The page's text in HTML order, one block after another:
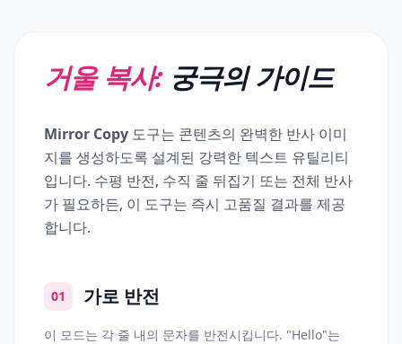
거울 복사:궁극의 가이드
Mirror Copy 도구는 콘텐츠의 완벽한 반사 이미
지를 생성하도록 설계된 강력한 텍스트 유틸리티
입니다. 수평 반전, 수직 줄 뒤집기 또는 전체 반사
가 필요하든, 이 도구는 즉시 고품질 결과를 제공
합니다.
01 가로 반전
이 모드는 각 줄 내의 문자를 반전시킵니다. "Hello"는